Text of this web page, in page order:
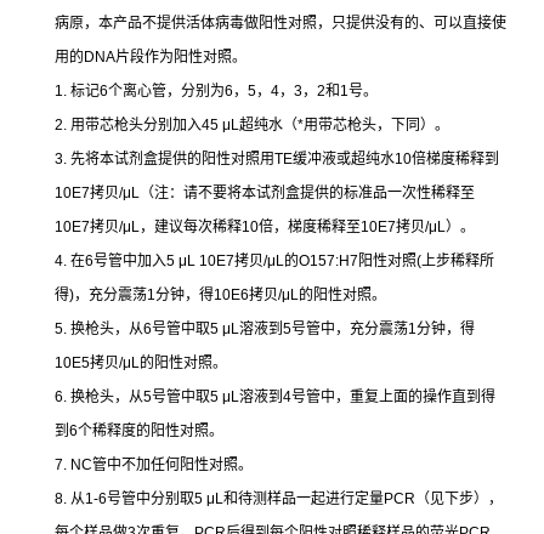
病原，本产品不提供活体病毒做阳性对照，只提供没有的、可以直接使
用的DNA片段作为阳性对照。
1. 标记6个离心管，分别为6 ， 5， 4， 3， 2和 1号。
2. 用带芯枪头分别加入45 μL超纯水（*用带芯枪头，下同）。
3. 先将本试剂盒提供的阳性对照用TE缓冲液或超纯水10倍梯度稀释到
10E7拷贝/μL （注：请不要将本试剂盒提供的标准品一次性稀释至
10E7拷贝/μL，建议每次稀释10倍，梯度稀释至10E7拷贝/μL）。
4. 在6号管中加入5 μL 10E7拷贝/μL的O157:H7 阳性对照(上步稀释所
得)，充分震荡1分钟，得10E6拷贝/μL的阳性对照。
5. 换枪头，从6号管中取5 μL溶液到 5号管中，充分震荡1分钟，得
10E5拷贝/μL的阳性对照。
6. 换枪头，从5号管中取5 μL溶液到 4号管中，重复上面的操作直到得
到 6个稀释度的阳性对照。
7. NC管中不加任何阳性对照。
8. 从1-6号管中分别取5 μL和待测样品一起进行定量PCR （见下步），